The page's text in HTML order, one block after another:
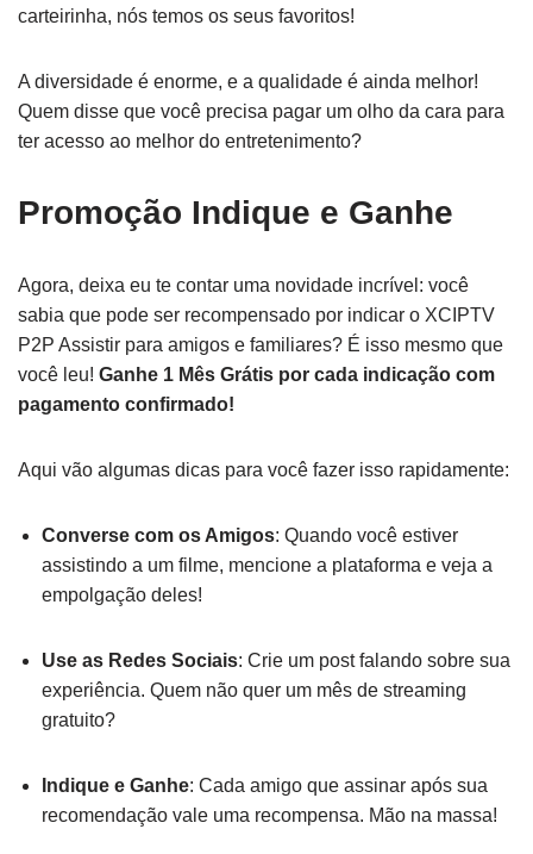
carteirinha, nós temos os seus favoritos!
A diversidade é enorme, e a qualidade é ainda melhor!
Quem disse que você precisa pagar um olho da cara para
ter acesso ao melhor do entretenimento?
Promoção Indique e Ganhe
Agora, deixa eu te contar uma novidade incrível: você
sabia que pode ser recompensado por indicar o XCIPTV
P2P Assistir para amigos e familiares? É isso mesmo que
você leu! Ganhe 1 Mês Grátis por cada indicação com
pagamento confirmado!
Aqui vão algumas dicas para você fazer isso rapidamente:
Converse com os Amigos: Quando você estiver
assistindo a um filme, mencione a plataforma e veja a
empolgação deles!
Use as Redes Sociais: Crie um post falando sobre sua
experiência. Quem não quer um mês de streaming
gratuito?
Indique e Ganhe: Cada amigo que assinar após sua
recomendação vale uma recompensa. Mão na massa!